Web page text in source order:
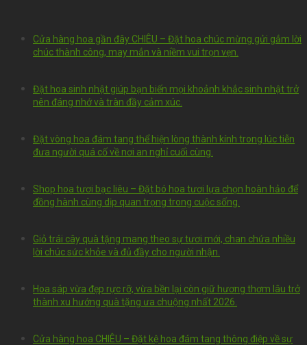
Cửa hàng hoa gần đây CHIÊU – Đặt hoa chúc mừng gửi gắm lời
chúc thành công, may mắn và niềm vui trọn vẹn.
Đặt hoa sinh nhật giúp bạn biến mọi khoảnh khắc sinh nhật trở
nên đáng nhớ và tràn đầy cảm xúc.
Đặt vòng hoa đám tang thể hiện lòng thành kính trong lúc tiễn
đưa người quá cố về nơi an nghỉ cuối cùng.
Shop hoa tươi bạc liêu – Đặt bó hoa tươi lựa chọn hoàn hảo để
đồng hành cùng dịp quan trọng trong cuộc sống.
Giỏ trái cây quà tặng mang theo sự tươi mới, chan chứa nhiều
lời chúc sức khỏe và đủ đầy cho người nhận.
Hoa sáp vừa đẹp rực rỡ, vừa bền lại còn giữ hương thơm lâu trở
thành xu hướng quà tặng ưa chuộng nhất 2026.
Cửa hàng hoa CHIÊU – Đặt kệ hoa đám tang thông điệp về sự